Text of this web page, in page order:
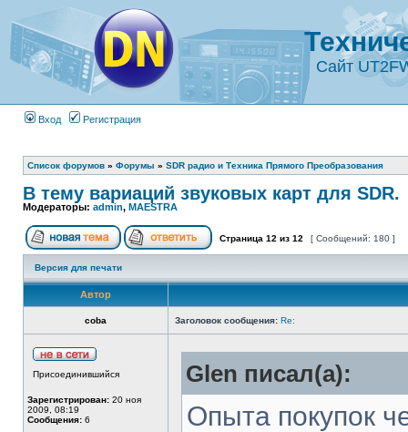
Сайт
Вход Регистрация
Список форумов » Форумы » SDR радио и Техника Прямого Преобразования
В тему вариаций звуковых карт для SDR.
Модераторы: admin, MAESTRA
Страница 12 из 12 [ Сообщений: 180 ]
Версия для печати
Автор
coba Заголовок сообщения: Re:
Присоединившийся
Зарегистрирован: 20 ноя
2009, 08:19
Сообщения: 6
Glen писал(а):
Опыта покупок